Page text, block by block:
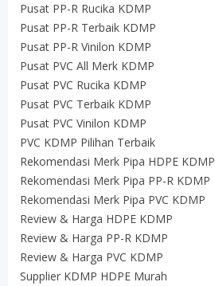
Pusat PP-R Rucika KDMP
Pusat PP-R Terbaik KDMP
Pusat PP-R Vinilon KDMP
Pusat PVC All Merk KDMP
Pusat PVC Rucika KDMP
Pusat PVC Terbaik KDMP
Pusat PVC Vinilon KDMP
PVC KDMP Pilihan Terbaik
Rekomendasi Merk Pipa HDPE KDMP
Rekomendasi Merk Pipa PP-R KDMP
Rekomendasi Merk Pipa PVC KDMP
Review & Harga HDPE KDMP
Review & Harga PP-R KDMP
Review & Harga PVC KDMP
Supplier KDMP HDPE Murah